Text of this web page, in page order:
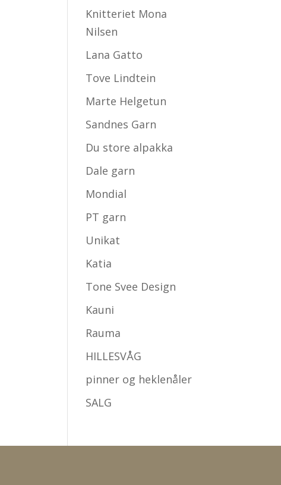
Knitteriet Mona
Nilsen
Lana Gatto
Tove Lindtein
Marte Helgetun
Sandnes Garn
Du store alpakka
Dale garn
Mondial
PT garn
Unikat
Katia
Tone Svee Design
Kauni
Rauma
HILLESVÅG
pinner og heklenåler
SALG